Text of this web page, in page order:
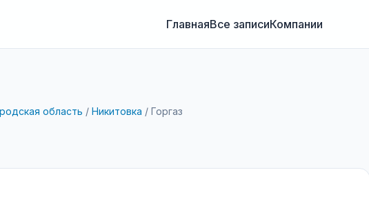
ГлавнаяВсе записиКомпании
область / Никитовка / Горгаз